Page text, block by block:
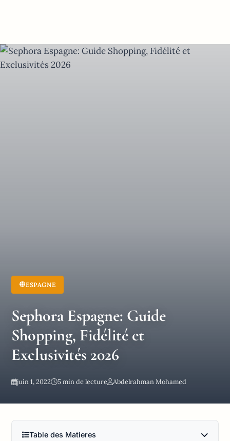
ESPAGNE
Sephora Espagne: Guide
Shopping, Fidélité et
Exclusivités 2026
juin 1, 2022 5 min de lecture Abdelrahman Mohamed
Table des Matieres